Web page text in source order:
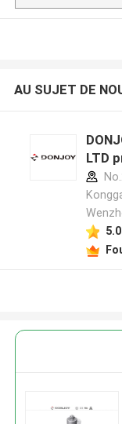
AU SUJET DE
LTD
5.0